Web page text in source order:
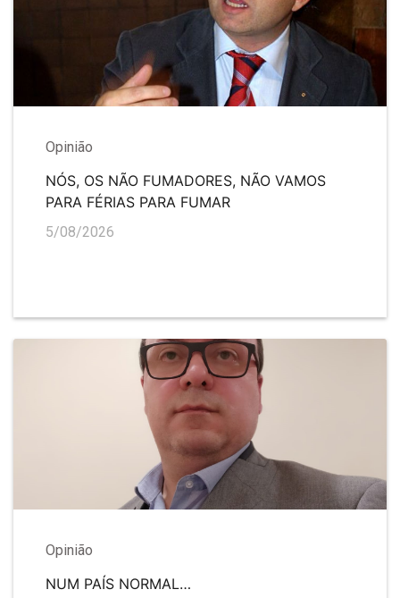
Opinião
NÓS, OS NÃO FUMADORES, NÃO VAMOS
PARA FÉRIAS PARA FUMAR
5/08/2026
Opinião
NUM PAÍS NORMAL…